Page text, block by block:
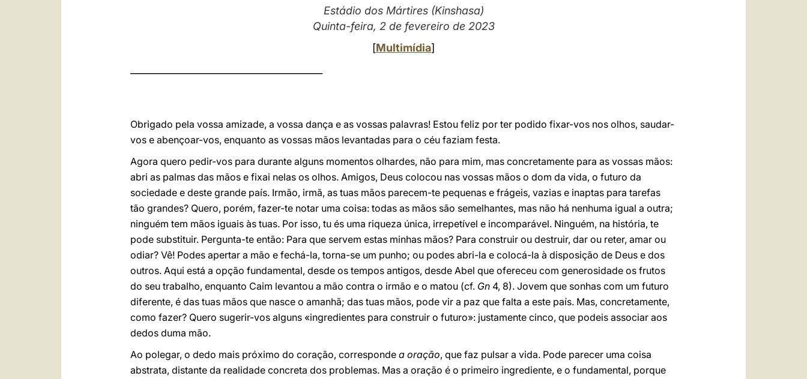
Estádio dos Mártires (Kinshasa)
Quinta-feira, 2 de fevereiro de 2023
[Multimídia]
Obrigado pela vossa amizade, a vossa dança e as vossas palavras! Estou feliz por ter podido fixar-vos nos olhos, saudar-
vos e abençoar-vos, enquanto as vossas mãos levantadas para o céu faziam festa.
Agora quero pedir-vos para durante alguns momentos olhardes, não para mim, mas concretamente para as vossas mãos:
abri as palmas das mãos e fixai nelas os olhos. Amigos, Deus colocou nas vossas mãos o dom da vida, o futuro da
sociedade e deste grande país. Irmão, irmã, as tuas mãos parecem-te pequenas e frágeis, vazias e inaptas para tarefas
tão grandes? Quero, porém, fazer-te notar uma coisa: todas as mãos são semelhantes, mas não há nenhuma igual a outra;
ninguém tem mãos iguais às tuas. Por isso, tu és uma riqueza única, irrepetível e incomparável. Ninguém, na história, te
pode substituir. Pergunta-te então: Para que servem estas minhas mãos? Para construir ou destruir, dar ou reter, amar ou
odiar? Vê! Podes apertar a mão e fechá-la, torna-se um punho; ou podes abri-la e colocá-la à disposição de Deus e dos
outros. Aqui está a opção fundamental, desde os tempos antigos, desde Abel que ofereceu com generosidade os frutos
do seu trabalho, enquanto Caim levantou a mão contra o irmão e o matou (cf. Gn 4, 8). Jovem que sonhas com um futuro
diferente, é das tuas mãos que nasce o amanhã; das tuas mãos, pode vir a paz que falta a este país. Mas, concretamente,
como fazer? Quero sugerir-vos alguns «ingredientes para construir o futuro»: justamente cinco, que podeis associar aos
dedos duma mão.
Ao polegar, o dedo mais próximo do coração, corresponde a oração, que faz pulsar a vida. Pode parecer uma coisa
abstrata, distante da realidade concreta dos problemas. Mas a oração é o primeiro ingrediente, e o fundamental, porque